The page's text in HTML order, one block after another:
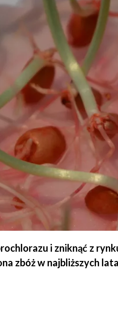
i zniknąć z
zbóż w najbliższych